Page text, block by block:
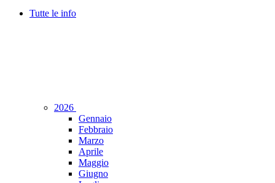
Tutte le info
2026
Gennaio
Febbraio
Marzo
Aprile
Maggio
Giugno